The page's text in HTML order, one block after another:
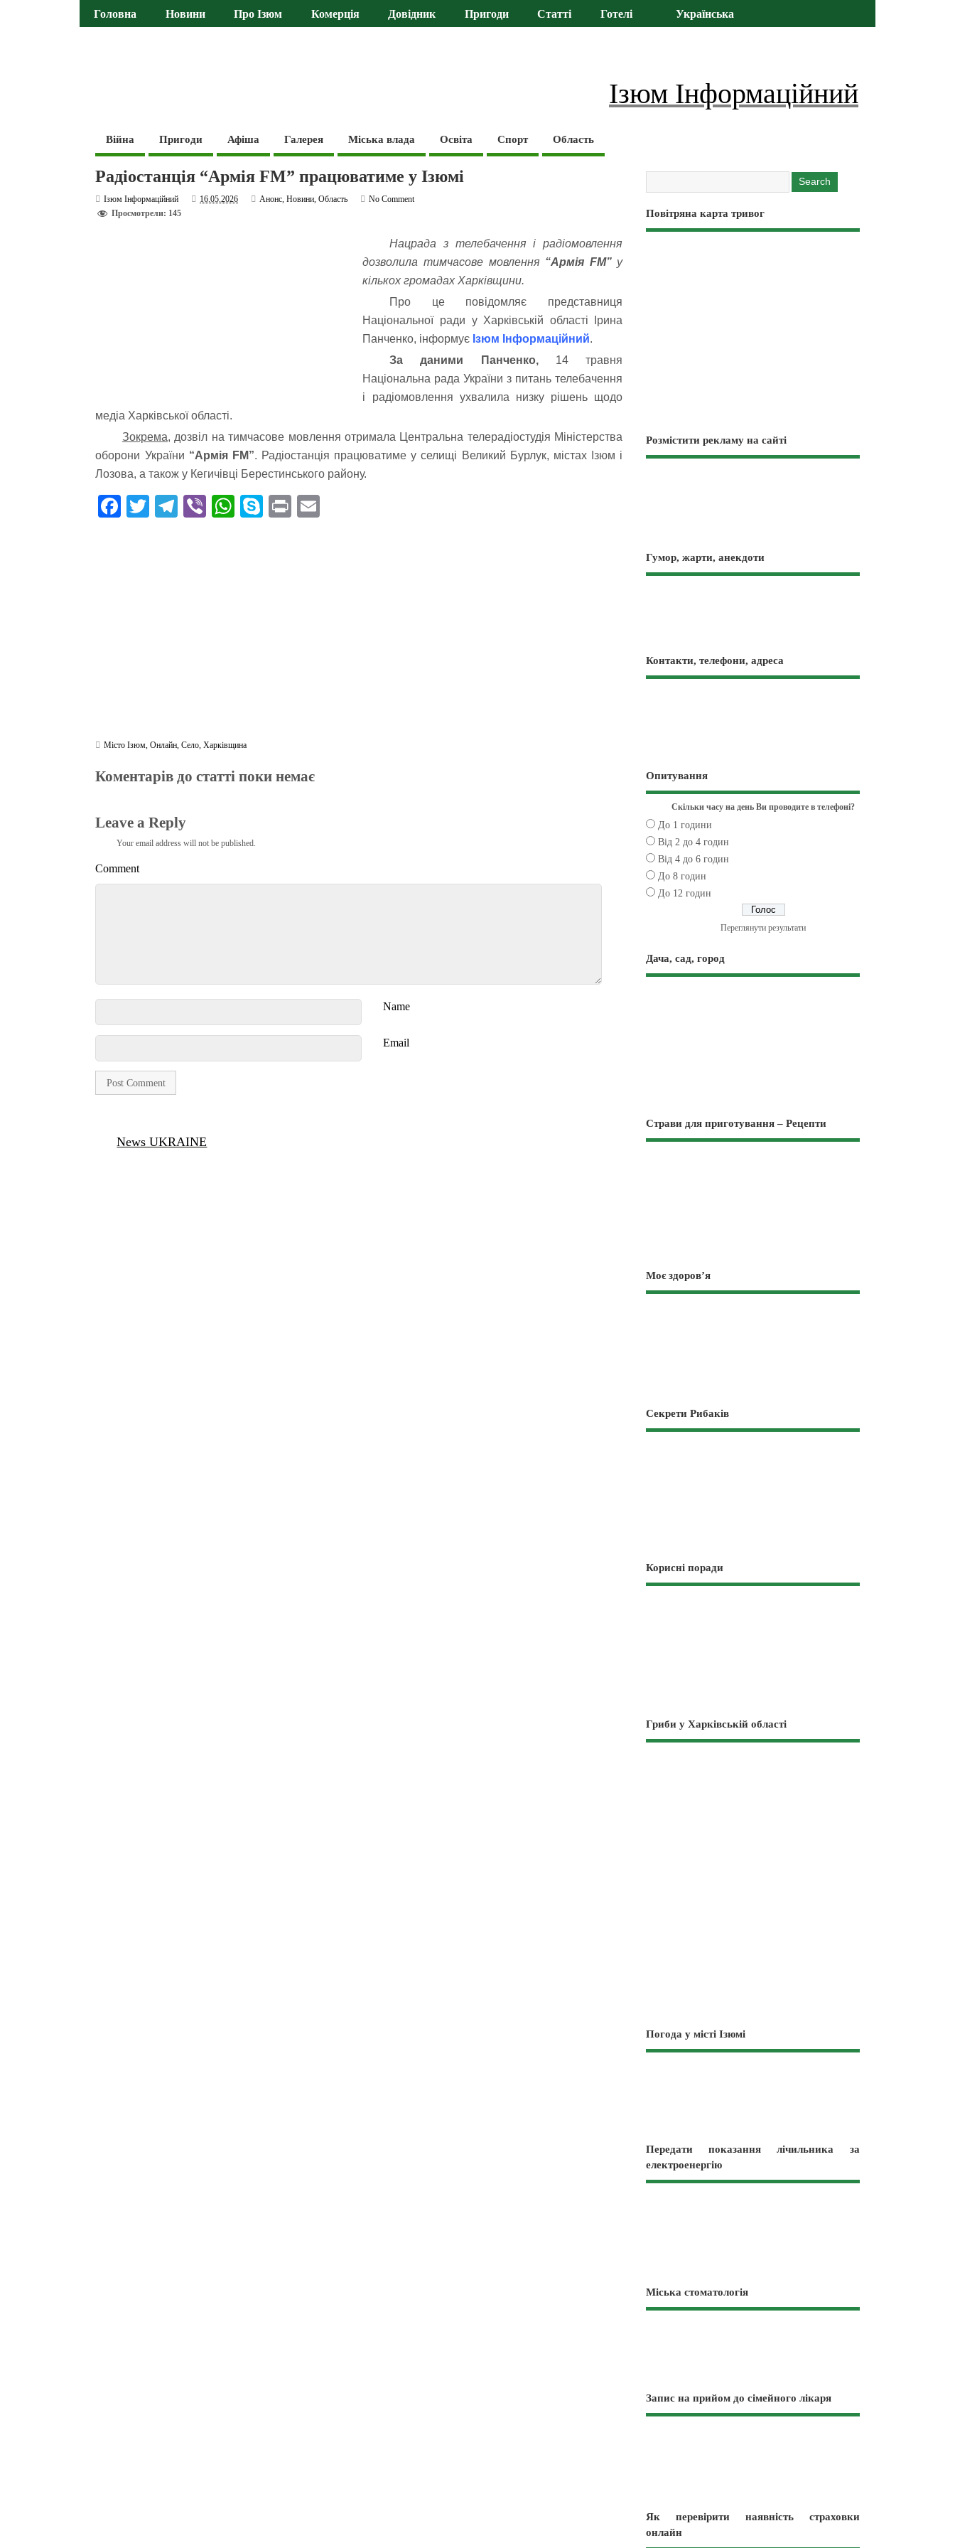
Головна Новини Про Ізюм Комерція Довідник Пригоди Статті Готелі Українська
Ізюм Інформаційний
Війна Пригоди Афіша Галерея Міська влада Освіта Спорт Область
Радіостанція “Армія FM” працюватиме у Ізюмі
Ізюм Інформаційний 16.05.2026 Анонс,Новини,Область
No Comment
Просмотрели: 145
Нацрада з телебачення і радіомовлення
дозволила тимчасове мовлення “Армія FM”у
кількох громадах Харківщини.
Про це повідомляє представниця
Національної ради у Харківській області Ірина
Панченко, інформує Ізюм Інформаційний.
За даними Панченко,14 травня
Національна рада України з питань телебачення
і радіомовлення ухвалила низку рішень щодо
медіа Харківської області.
Зокрема, дозвіл на тимчасове мовлення отримала Центральна телерадіостудія Міністерства
оборони України “Армія FM”. Радіостанція працюватиме у селищі Великий Бурлук, містах Ізюм і
Лозова, а також у Кегичівці Берестинського району.
Fa T
Te Vi
W
S
Pr
Місто Ізюм ,Онлайн ,Село ,Харківщина
Коментарів до статті поки немає
Leave a Reply
Your email address will not be published.
Comment
Name
Email
News UKRAINE
Повітряна карта тривог
Розмістити рекламу на сайті
Гумор, жарти, анекдоти
Контакти, телефони, адреса
Опитування
Скільки часу на день Ви проводите в телефоні?
До 1 години
Від 2 до 4 годин
Від 4 до 6 годин
До 8 годин
До 12 годин
Переглянути результати
Дача, сад, город
Страви для приготування – Рецепти
Моє здоров’я
Секрети Рибаків
Корисні поради
Гриби у Харківській області
Погода у місті Ізюмі
Передати показання лічильника за
електроенергію
Міська стоматологія
Запис на прийом до сімейного лікаря
Як перевірити наявність страховки
онлайн